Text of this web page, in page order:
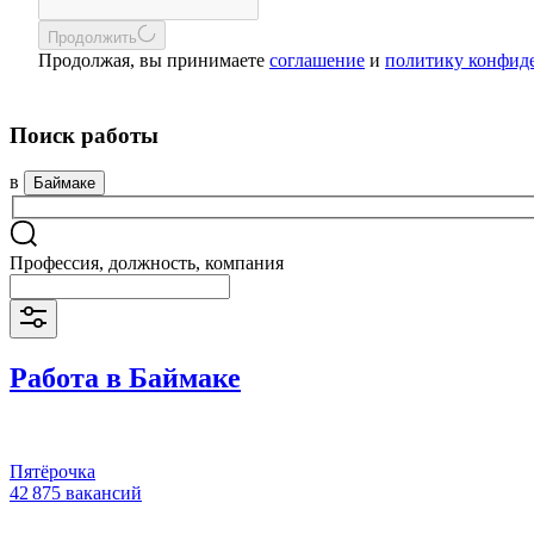
Продолжить
Продолжая, вы принимаете соглашение и политику
Поиск работы
в Баймаке
Профессия, должность, компания
Работа в Баймаке
Пятёрочка
42 875 вакансий